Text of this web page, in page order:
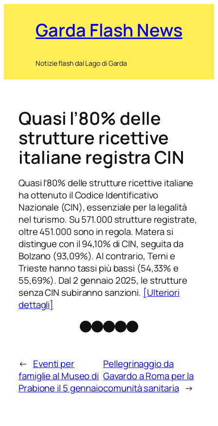
Garda Flash News
Notizie flash dal Lago di Garda
Quasi l’80% delle
strutture ricettive
italiane registra CIN
Quasi l’80% delle strutture ricettive italiane
ha ottenuto il Codice Identificativo
Nazionale (CIN), essenziale per la legalità
nel turismo. Su 571.000 strutture registrate,
oltre 451.000 sono in regola. Matera si
distingue con il 94,10% di CIN, seguita da
Bolzano (93,09%). Al contrario, Terni e
Trieste hanno tassi più bassi (54,33% e
55,69%). Dal 2 gennaio 2025, le strutture
senza CIN subiranno sanzioni. [Ulteriori
dettagli]
Facebook
Instagram
X Threads
Telegram
← Eventi per
famiglie al Museo di
Prabione il 5 gennaio
Pellegrinaggio da
Gavardo a Roma per la
comunità sanitaria →